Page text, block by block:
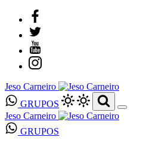
Jeso Carneiro
GRUPOS
Jeso Carneiro
GRUPOS